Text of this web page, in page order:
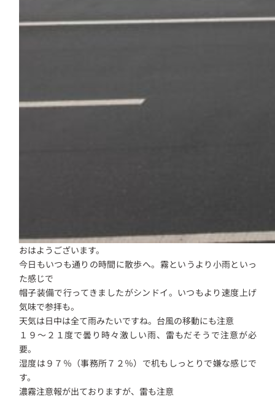
おはようございます。
今日もいつも通りの時間に散歩へ。霧というより小雨といっ
た感じで
帽子装備で行ってきましたがシンドイ。いつもより速度上げ
気味で参拝も。
天気は日中は全て雨みたいですね。台風の移動にも注意
１９～２１度で曇り時々激しい雨、雷もだそうで注意が必
要。
湿度は９７％（事務所７２％）で机もしっとりで嫌な感じで
す。
濃霧注意報が出ておりますが、雷も注意